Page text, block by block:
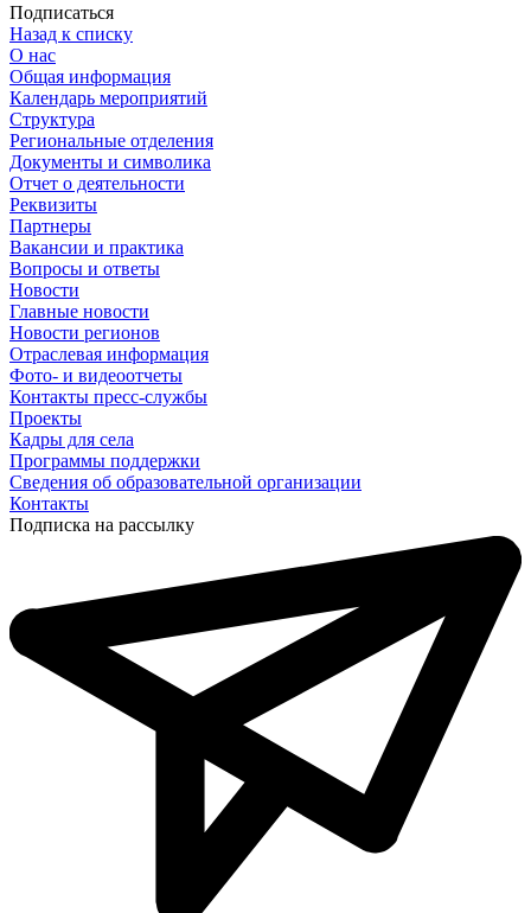
Подписаться
Назад к списку
О нас
Общая информация
Календарь мероприятий
Структура
Региональные отделения
Документы и символика
Отчет о деятельности
Реквизиты
Партнеры
Вакансии и практика
Вопросы и ответы
Новости
Главные новости
Новости регионов
Отраслевая информация
Фото- и видеоотчеты
Контакты пресс-службы
Проекты
Кадры для села
Программы поддержки
Сведения об образовательной организации
Контакты
Подписка на рассылку